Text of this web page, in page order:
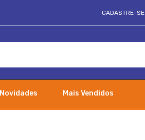
CADASTRE-SE
Novidades
Mais Vendidos